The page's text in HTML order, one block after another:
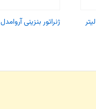
میلی لیتر
ژنراتور بنزینی آروامدل ۶۱۰۵